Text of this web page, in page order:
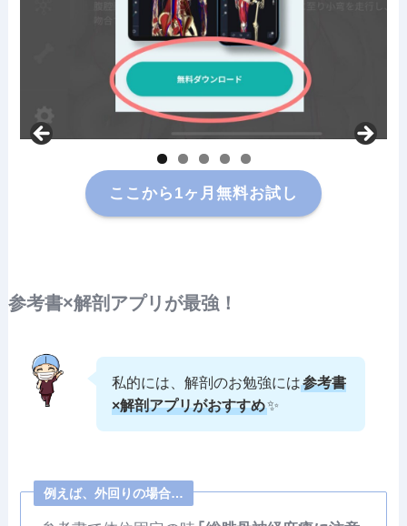
ここから1ヶ月無料お試し
参考書×解剖アプリが最強！
私的には、解剖のお勉強には参考書
×解剖アプリがおすすめ✨
例えば、外回りの場合…